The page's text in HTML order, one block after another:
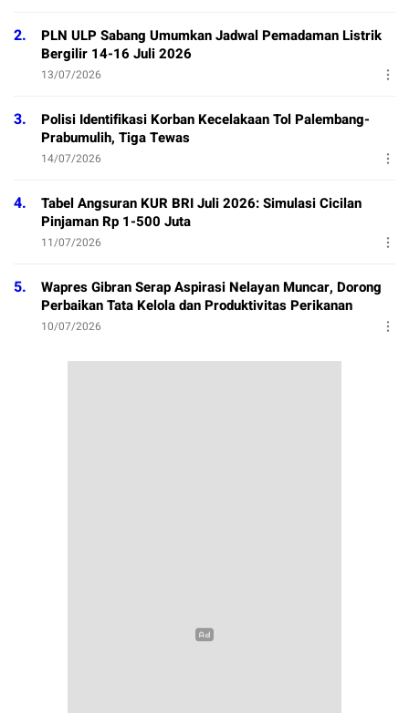
2.
PLN ULP Sabang Umumkan Jadwal Pemadaman Listrik
Bergilir 14-16 Juli 2026
13/07/2026
3.
Polisi Identifikasi Korban Kecelakaan Tol Palembang-
Prabumulih, Tiga Tewas
14/07/2026
4.
Tabel Angsuran KUR BRI Juli 2026: Simulasi Cicilan
Pinjaman Rp 1-500 Juta
11/07/2026
5.
Wapres Gibran Serap Aspirasi Nelayan Muncar, Dorong
Perbaikan Tata Kelola dan Produktivitas Perikanan
10/07/2026